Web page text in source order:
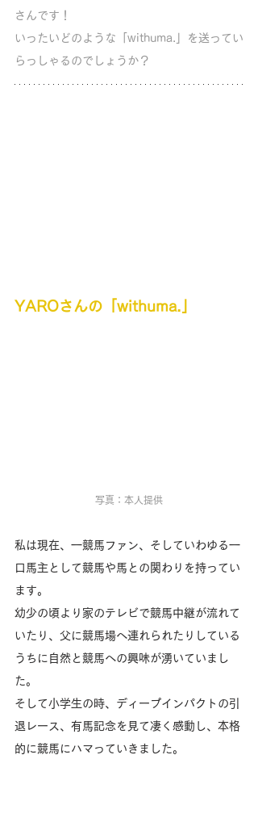
さんです！
いったいどのような「withuma.」を送ってい
らっしゃるのでしょうか？
YAROさんの「withuma.」
写真：本人提供
私は現在、一競馬ファン、そしていわゆる一
口馬主として競馬や馬との関わりを持ってい
ます。
幼少の頃より家のテレビで競馬中継が流れて
いたり、父に競馬場へ連れられたりしている
うちに自然と競馬への興味が湧いていまし
た。
そして小学生の時、ディープインパクトの引
退レース、有馬記念を見て凄く感動し、本格
的に競馬にハマっていきました。